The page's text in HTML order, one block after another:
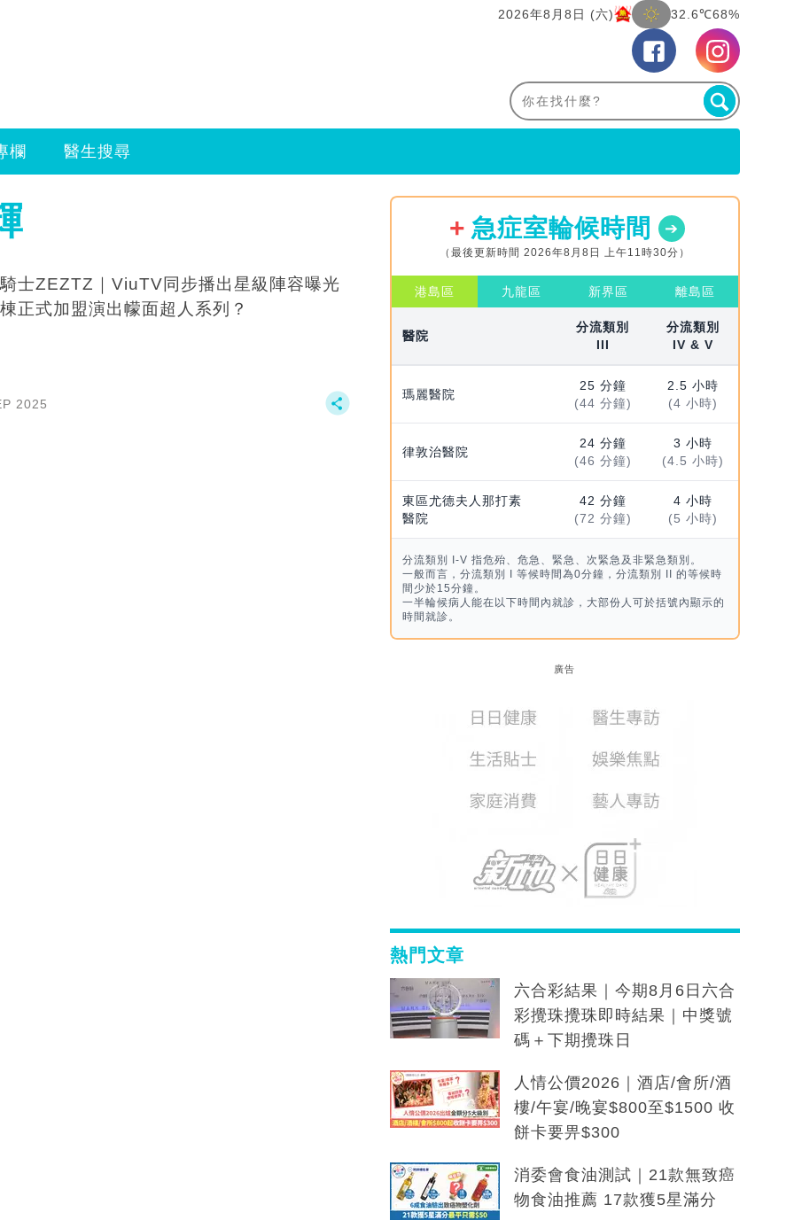
2026年8月8日 (六) 32.6℃68%
欄 醫生搜尋
士ZEZTZ｜ViuTV同步播出星級陣容曝光
正式加盟演出幪面超人系列？
2025
急症室輪候時間
（最後更新時間 2026年8月8日 上午11時30分）
港島區 九龍區 新界區 離島區
醫院
分流類別
III
分流類別
IV & V
瑪麗醫院
25 分鐘
(44 分鐘)
2.5 小時
(4 小時)
律敦治醫院
24 分鐘
(46 分鐘)
3 小時
(4.5 小時)
東區尤德夫人那打素
醫院
42 分鐘
(72 分鐘)
4 小時
(5 小時)
分流類別 I-V 指危殆、危急、緊急、次緊急及非緊急類別。
一般而言，分流類別 I 等候時間為0分鐘，分流類別 II 的等候時
間少於15分鐘。
一半輪候病人能在以下時間內就診，大部份人可於括號內顯示的
時間就診。
廣告
熱門文章
六合彩結果｜今期8月6日六合
彩攪珠攪珠即時結果｜中獎號
碼＋下期攪珠日
人情公價2026｜酒店/會所/酒
樓/午宴/晚宴$800至$1500 收
餅卡要畀$300
消委會食油測試｜21款無致癌
物食油推薦 17款獲5星滿分